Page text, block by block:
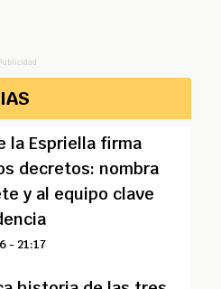
la Espriella firma
decretos: nombra
y al equipo clave
- 21:17